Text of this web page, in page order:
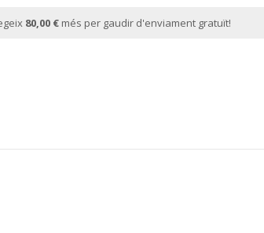
80,00 € més per gaudir d'enviament gratuït!